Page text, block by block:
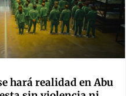
hará realidad en Abu